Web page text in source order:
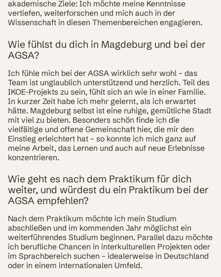
akademische Ziele: Ich möchte meine Kenntnisse
vertiefen, weiterforschen und mich auch in der
Wissenschaft in diesen Themenbereichen engagieren.
Wie fühlst du dich in Magdeburg und bei der
AGSA?
Ich fühle mich bei der AGSA wirklich sehr wohl – das
Team ist unglaublich unterstützend und herzlich. Teil des
IKOE-Projekts zu sein, fühlt sich an wie in einer Familie.
In kurzer Zeit habe ich mehr gelernt, als ich erwartet
hätte. Magdeburg selbst ist eine ruhige, gemütliche Stadt
mit viel zu bieten. Besonders schön finde ich die
vielfältige und offene Gemeinschaft hier, die mir den
Einstieg erleichtert hat – so konnte ich mich ganz auf
meine Arbeit, das Lernen und auch auf neue Erlebnisse
konzentrieren.
Wie geht es nach dem Praktikum für dich
weiter, und würdest du ein Praktikum bei der
AGSA empfehlen?
Nach dem Praktikum möchte ich mein Studium
abschließen und im kommenden Jahr möglichst ein
weiterführendes Studium beginnen. Parallel dazu möchte
ich berufliche Chancen in interkulturellen Projekten oder
im Sprachbereich suchen – idealerweise in Deutschland
oder in einem internationalen Umfeld.